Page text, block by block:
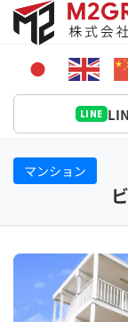
Bỏ
qua
dung
LINE
マンション